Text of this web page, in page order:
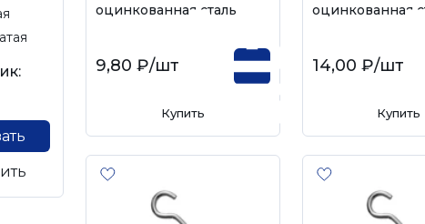
оцинкованная сталь
9,80 ₽/шт
Купить
оцинкованная
14,00 ₽/шт
Купить